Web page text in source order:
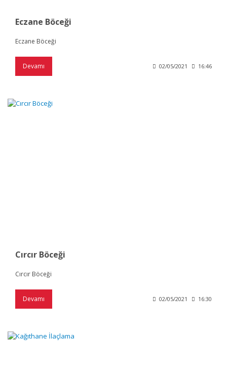
Eczane Böceği
Eczane Böceği
Devamı 02/05/2021 16:46
Cırcır Böceği
Cırcır Böceği
Devamı 02/05/2021 16:30